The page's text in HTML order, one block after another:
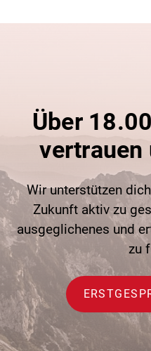
Über
vertrauen
Wir unterstützen
Zukunft aktiv zu
ausgeglichenes und
zu